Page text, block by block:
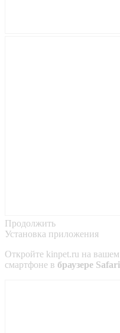
Продолжить
Установка приложения
Откройте kinpet.ru на вашем
смартфоне в браузере Safari